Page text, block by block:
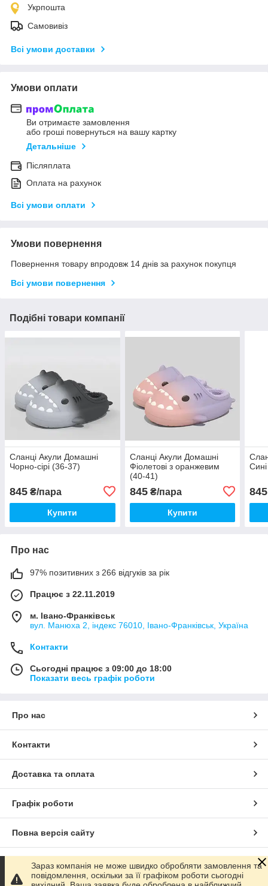
Укрпошта
Самовивіз
Всі умови доставки
Умови оплати
Ви отримаєте замовлення
або гроші повернуться на вашу картку
Детальніше
Післяплата
Оплата на рахунок
Всі умови оплати
Умови повернення
Повернення товару впродовж 14 днів за рахунок покупця
Всі умови повернення
Подібні товари компанії
Сланці Акули Домашні
Чорно-сірі (36-37)
845 ₴/пара
Купити
Сланці Акули Домашні
Фіолетові з оранжевим
(40-41)
845₴/пара
Купити
845
Про нас
97% позитивних з 266 відгуків за рік
Працює з 22.11.2019
м. Івано-Франківськ
вул. Манюха 2, індекс 76010, Івано-Франківськ, Україна
Контакти
Сьогодні працює з 09:00 до 18:00
Показати весь графік роботи
Про нас
Контакти
Доставка та оплата
Графік роботи
Повна версія сайту
Сайт створено на маркетплейсі Prom.ua
Зараз компанія не може швидко обробляти замовлення та
повідомлення, оскільки за її графіком роботи сьогодні